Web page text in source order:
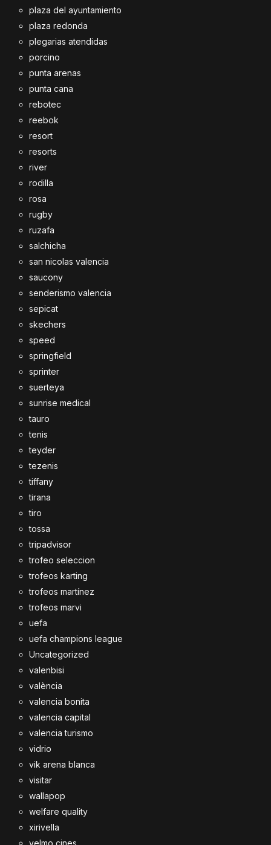
plaza del ayuntamiento
plaza redonda
plegarias atendidas
porcino
punta arenas
punta cana
rebotec
reebok
resort
resorts
river
rodilla
rosa
rugby
ruzafa
salchicha
san nicolas valencia
saucony
senderismo valencia
sepicat
skechers
speed
springfield
sprinter
suerteya
sunrise medical
tauro
tenis
teyder
tezenis
tiffany
tirana
tiro
tossa
tripadvisor
trofeo seleccion
trofeos karting
trofeos martínez
trofeos marvi
uefa
uefa champions league
Uncategorized
valenbisi
valència
valencia bonita
valencia capital
valencia turismo
vidrio
vik arena blanca
visitar
wallapop
welfare quality
xirivella
yelmo cines